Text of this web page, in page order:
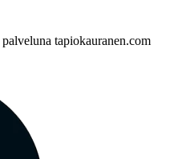
palveluna tapiokauranen.com